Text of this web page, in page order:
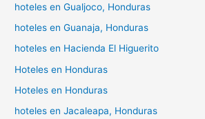
hoteles en Gualjoco, Honduras
hoteles en Guanaja, Honduras
hoteles en Hacienda El Higuerito
Hoteles en Honduras
Hoteles en Honduras
hoteles en Jacaleapa, Honduras